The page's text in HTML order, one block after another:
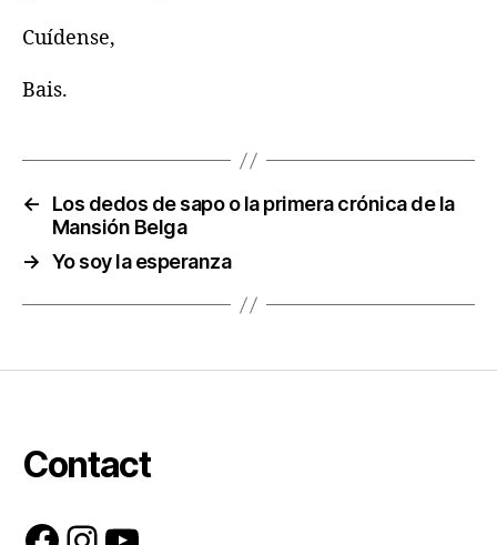
Cuídense,
Bais.
←
Los dedos de sapo o la primera crónica de la
Mansión Belga
→ Yo soy la esperanza
Contact